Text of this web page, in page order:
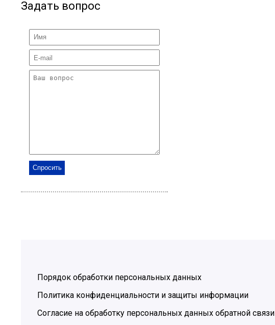
Задать вопрос
Порядок обработки персональных данных
Политика конфиденциальности и защиты информации
Согласие на обработку персональных данных обратной связи